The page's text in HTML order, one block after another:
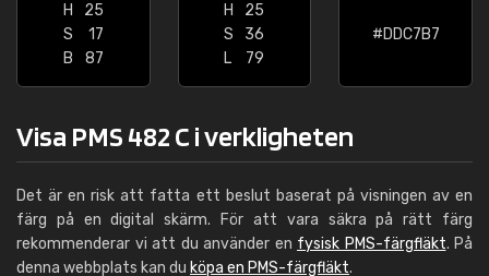
H
25
S
17
B
87
H
25
S
36
L
79
#DDC7B7
Visa PMS 482 C i verkligheten
Det är en risk att fatta ett beslut baserat på visningen av en
färg på en digital skärm. För att vara säkra på rätt färg
rekommenderar vi att du använder en fysisk PMS-färgfläkt. På
denna webbplats kan du köpa en PMS-färgfläkt.